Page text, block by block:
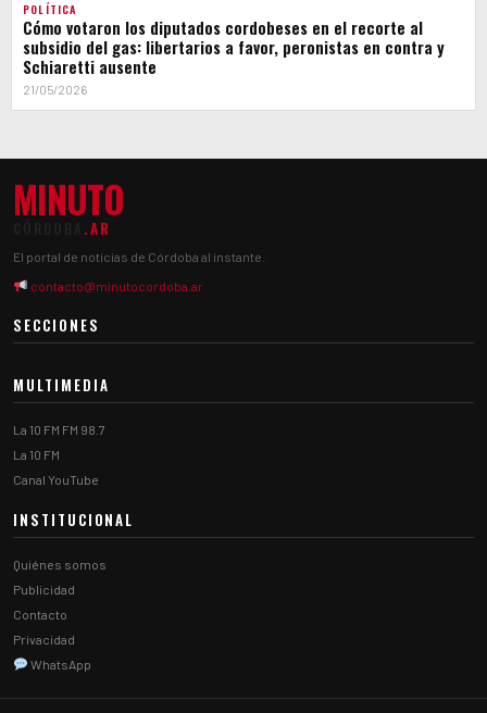
POLÍTICA
Cómo votaron los diputados cordobeses en el recorte al
subsidio del gas: libertarios a favor, peronistas en contra y
Schiaretti ausente
21/05/2026
MINUTO
.AR
El portal de noticias de Córdoba al instante.
contacto@minutocordoba.ar
SECCIONES
MULTIMEDIA
La 10 FM FM 98.7
La 10 FM
Canal YouTube
INSTITUCIONAL
Quiénes somos
Publicidad
Contacto
Privacidad
WhatsApp